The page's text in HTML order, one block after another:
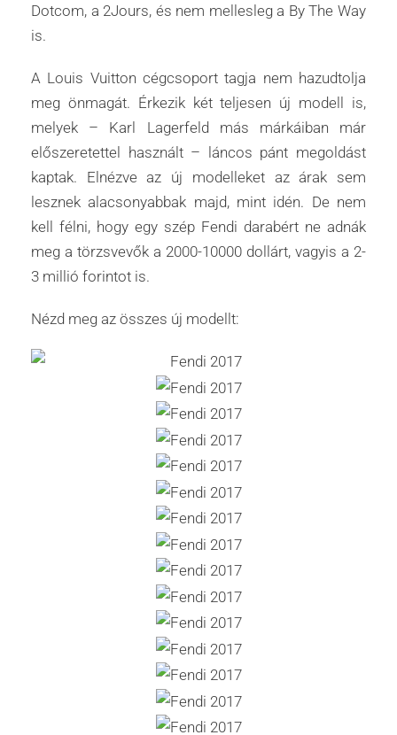
Dotcom, a 2Jours, és nem mellesleg a By The Way
is.
A Louis Vuitton cégcsoport tagja nem hazudtolja
meg önmagát. Érkezik két teljesen új modell is,
melyek – Karl Lagerfeld más márkáiban már
előszeretettel használt – láncos pánt megoldást
kaptak. Elnézve az új modelleket az árak sem
lesznek alacsonyabbak majd, mint idén. De nem
kell félni, hogy egy szép Fendi darabért ne adnák
meg a törzsvevők a 2000-10000 dollárt, vagyis a 2-
3 millió forintot is.
Nézd meg az összes új modellt: